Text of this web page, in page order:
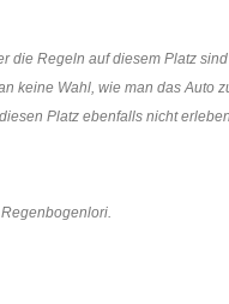
die Regeln auf diesem Platz
keine Wahl, wie man das Auto
Platz ebenfalls nicht